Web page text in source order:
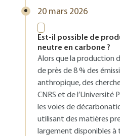
20 mars 2026
Est-il possible de
neutre en carbone ?
Alors que la production
de près de 8 % des
anthropique, des
CNRS et de l’Université
les voies de
utilisant des matières
largement disponibles à